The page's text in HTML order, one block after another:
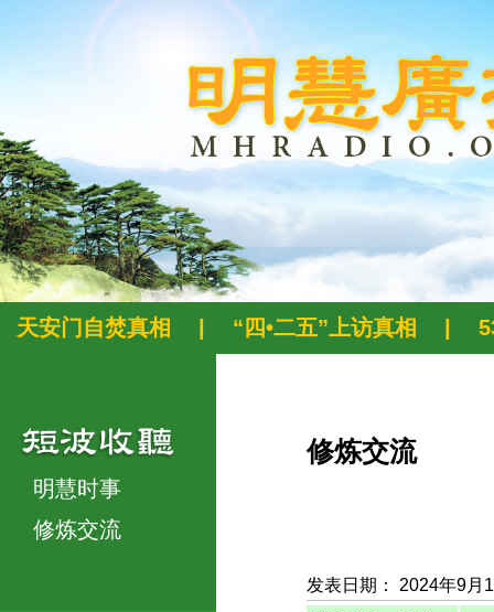
天安门自焚真相 “四•二五”上访真相
明慧时事
修炼交流
修炼交流
发表日期： 2024年9月